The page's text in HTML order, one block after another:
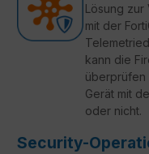
Lösung zur
mit der
kann die
überprüfen
Gerät mit
oder nicht.
Security-